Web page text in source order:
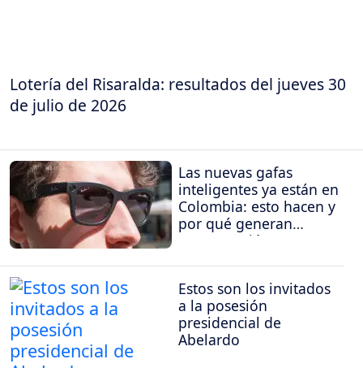
Lotería del Risaralda: resultados del jueves 30
de julio de 2026
Las nuevas gafas
inteligentes ya están en
Colombia: esto hacen y
por qué generan
preocupación
Estos son los invitados
a la posesión
presidencial de
Abelardo